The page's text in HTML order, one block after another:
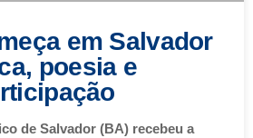
em Salvador
poesia e
de Salvador (BA) recebeu a